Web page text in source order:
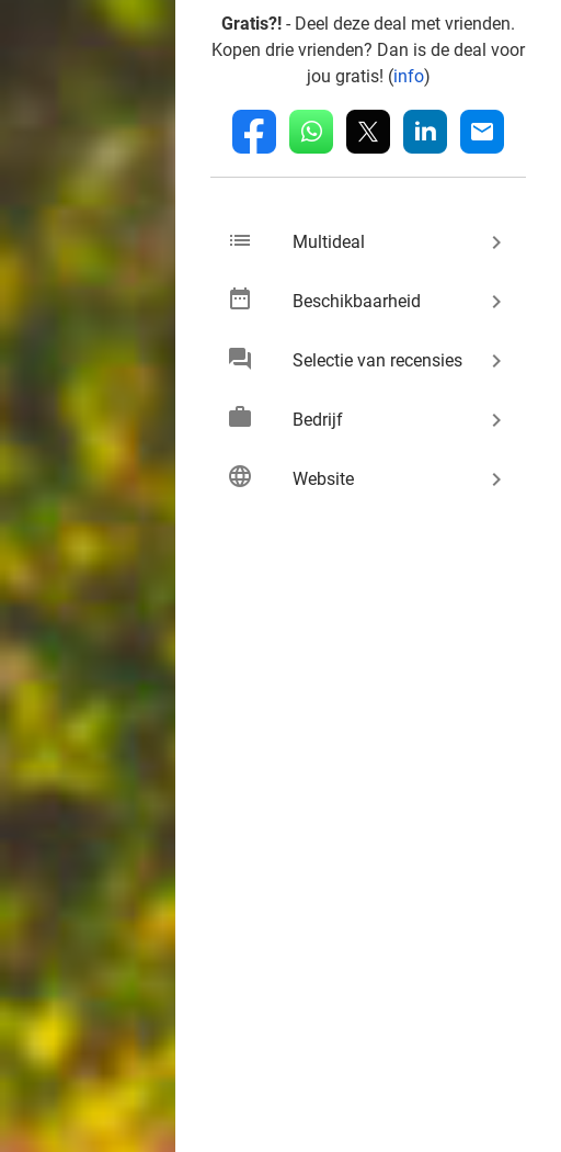
Gratis?! - Deel deze deal met vrienden.
Kopen drie vrienden? Dan is de deal voor
jou gratis! (info)
fb whatsapp linkedin mail
list Multideal keyboard_arrow_right
date_range Beschikbaarheid keyboard_arrow_right
chat Selectie van recensies keyboard_arrow_right
work Bedrijf keyboard_arrow_right
language Website keyboard_arrow_right